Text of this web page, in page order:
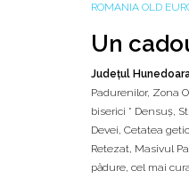
ROMANIA OLD
Un
Judeţul
Padurenilor, Zona
biserici * Densuș,
Devei, Cetatea
Retezat, Masivul
pădure, cel mai